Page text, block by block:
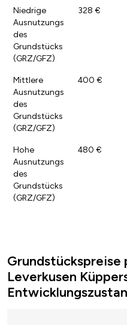
Niedrige
Ausnutzungs
des
Grundstücks
(GRZ/GFZ)
328 €
Mittlere
Ausnutzungs
des
Grundstücks
(GRZ/GFZ)
400 €
Hohe
Ausnutzungs
des
Grundstücks
(GRZ/GFZ)
480 €
Leverkusen